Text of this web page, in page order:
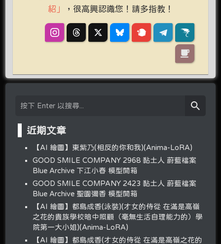
紹」
，很高興認識您！請多指教！
近期文章
【AI 繪圖】東紫乃(相反的你和我)(Anima-LoRA)
GOOD SMILE COMPANY 2968 黏土人 蔚藍檔案
Blue Archive 下江小春 模型開箱
GOOD SMILE COMPANY 2423 黏土人 蔚藍檔案
Blue Archive 聖園彌香 模型開箱
【AI 繪圖】都島成香(泳裝)(才女的侍從 在滿是高嶺
之花的貴族學校暗中照顧（毫無生活自理能力的）學
院第一大小姐)(Anima-LoRA)
【AI 繪圖】都島成香(才女的侍從 在滿是高嶺之花的